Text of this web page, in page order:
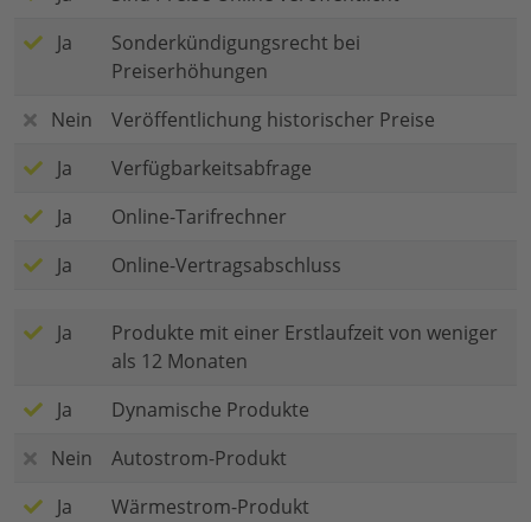
Ja
Sonderkündigungsrecht bei
Preiserhöhungen
Nein
Veröffentlichung historischer Preise
Ja
Verfügbarkeitsabfrage
Ja
Online-Tarifrechner
Ja
Online-Vertragsabschluss
Ja
Produkte mit einer Erstlaufzeit von weniger
als 12 Monaten
Ja
Dynamische Produkte
Nein
Autostrom-Produkt
Ja
Wärmestrom-Produkt